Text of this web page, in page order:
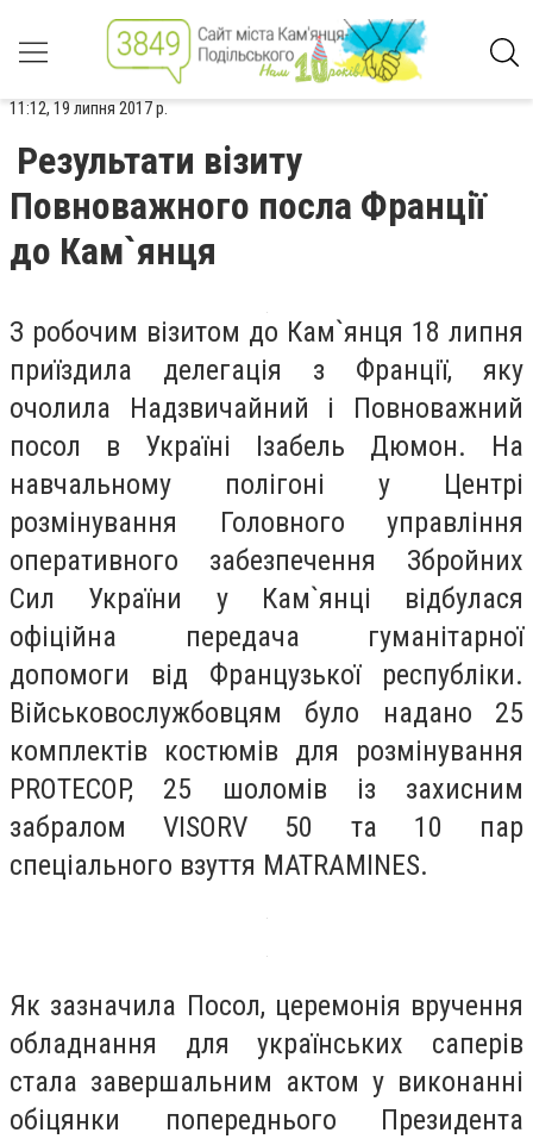
11:12, 19 липня 2017 р.
Результати візиту
Повноважного посла Франції
до Кам`янця
З робочим візитом до Кам`янця 18 липня
приїздила делегація з Франції, яку
очолила Надзвичайний і Повноважний
посол в Україні Ізабель Дюмон. На
навчальному полігоні у Центрі
розмінування Головного управління
оперативного забезпечення Збройних
Сил України у Кам`янці відбулася
офіційна передача гуманітарної
допомоги від Французької республіки.
Військовослужбовцям було надано 25
комплектів костюмів для розмінування
PROTECOP, 25 шоломів із захисним
забралом VISORV 50 та 10 пар
спеціального взуття MATRAMINES.
Як зазначила Посол, церемонія вручення
обладнання для українських саперів
стала завершальним актом у виконанні
обіцянки попереднього Президента